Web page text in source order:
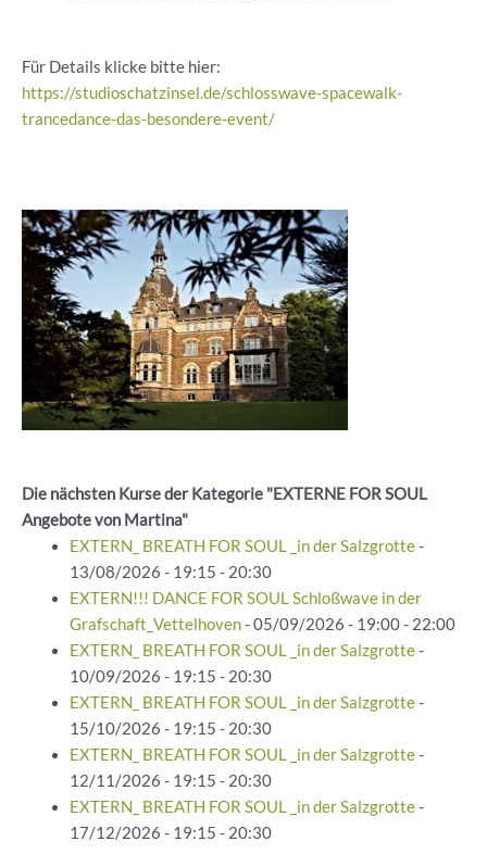
Für Details klicke bitte hier:
https://studioschatzinsel.de/schlosswave-spacewalk-
trancedance-das-besondere-event/
Die nächsten Kurse der Kategorie "EXTERNE FOR SOUL
Angebote von Martina"
EXTERN_ BREATH FOR SOUL _in der Salzgrotte-
13/08/2026 - 19:15 - 20:30
EXTERN!!! DANCE FOR SOUL Schloßwave in der
Grafschaft_Vettelhoven- 05/09/2026 - 19:00 - 22:00
EXTERN_ BREATH FOR SOUL _in der Salzgrotte-
10/09/2026 - 19:15 - 20:30
EXTERN_ BREATH FOR SOUL _in der Salzgrotte-
15/10/2026 - 19:15 - 20:30
EXTERN_ BREATH FOR SOUL _in der Salzgrotte-
12/11/2026 - 19:15 - 20:30
EXTERN_ BREATH FOR SOUL _in der Salzgrotte-
17/12/2026 - 19:15 - 20:30